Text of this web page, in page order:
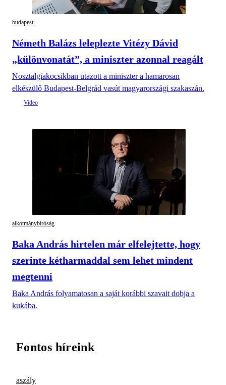
budapest
Németh Balázs leleplezte Vitézy Dávid
„különvonatát”, a miniszter azonnal reagált
Nosztalgiakocsikban utazott a miniszter a hamarosan
elkészülő Budapest-Belgrád vasút magyarországi szakaszán.
alkotmánybíróság
Baka András hirtelen már elfelejtette, hogy
szerinte kétharmaddal sem lehet mindent
megtenni
Baka András folyamatosan a saját korábbi szavait dobja a
kukába.
Fontos híreink
aszály